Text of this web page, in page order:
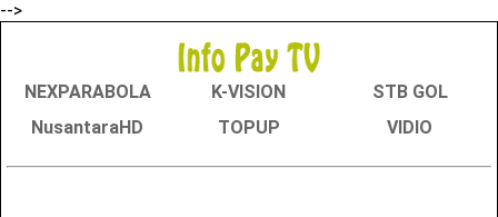
-->
NEXPARABOLA K-VISION
STB GOL
NusantaraHD
TOPUP VIDIO